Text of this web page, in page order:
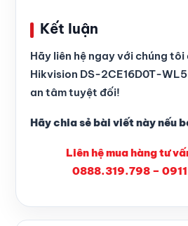
Kết luận
Hãy liên hệ ngay với chúng tôi
Hikvision DS-2CE16D0T-
an tâm tuyệt đối!
Hãy chia sẻ bài viết này nếu
Liên hệ mua hàng tư
0888.319.798 –